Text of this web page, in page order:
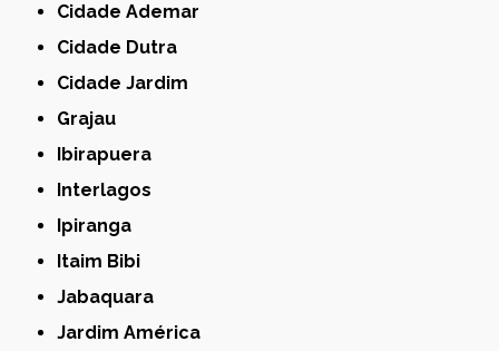
Cidade Ademar
Cidade Dutra
Cidade Jardim
Grajau
Ibirapuera
Interlagos
Ipiranga
Itaim Bibi
Jabaquara
Jardim América